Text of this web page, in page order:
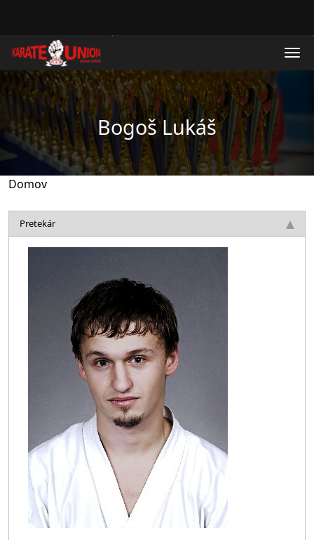
Bogoš Lukáš
Domov
Pretekár